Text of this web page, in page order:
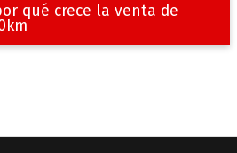
qué crece la venta de